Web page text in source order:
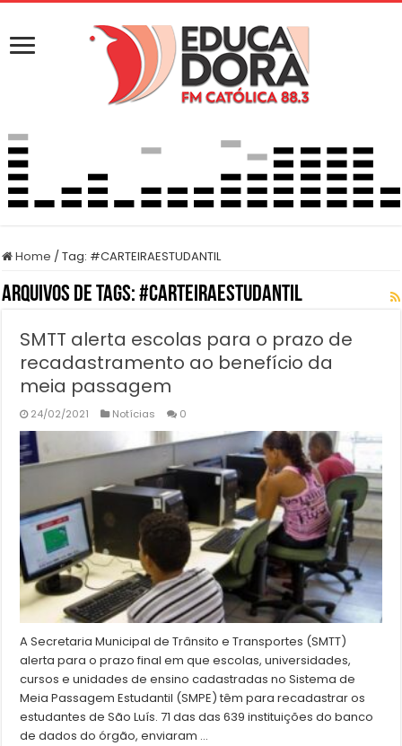
Home /Tag: #CARTEIRAESTUDANTIL
Arquivos de Tags:#CARTEIRAESTUDANTIL
SMTT alerta escolas para o prazo de
recadastramento ao benefício da
meia passagem
24/02/2021 Notícias 0
A Secretaria Municipal de Trânsito e Transportes (SMTT)
alerta para o prazo final em que escolas, universidades,
cursos e unidades de ensino cadastradas no Sistema de
Meia Passagem Estudantil (SMPE) têm para recadastrar os
estudantes de São Luís. 71 das das 639 instituições do banco
de dados do órgão, enviaram …